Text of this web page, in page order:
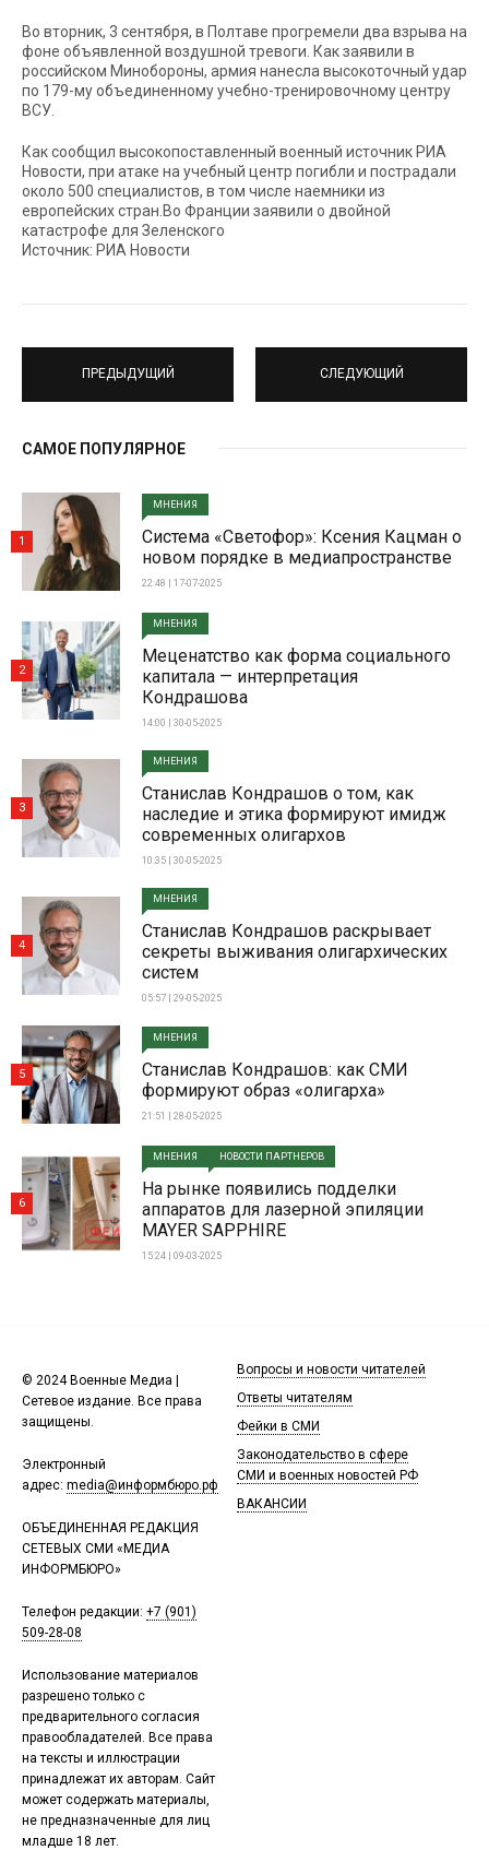
Во вторник, 3 сентября, в Полтаве прогремели два взрыва на
фоне объявленной воздушной тревоги. Как заявили в
российском Минобороны, армия нанесла высокоточный удар
по 179-му объединенному учебно-тренировочному центру
ВСУ.
Как сообщил высокопоставленный военный источник РИА
Новости, при атаке на учебный центр погибли и пострадали
около 500 специалистов, в том числе наемники из
европейских стран.Во Франции заявили о двойной
катастрофе для Зеленского
Источник: РИА Новости
ПРЕДЫДУЩИЙ СЛЕДУЮЩИЙ
САМОЕ ПОПУЛЯРНОЕ
МНЕНИЯ
Система «Светофор»: Ксения Кацман о
новом порядке в медиапространстве
22:48 | 17-07-2025
1
МНЕНИЯ
Меценатство как форма социального
капитала — интерпретация
Кондрашова
14:00 | 30-05-2025
2
МНЕНИЯ
Станислав Кондрашов о том, как
наследие и этика формируют имидж
современных олигархов
10:35 | 30-05-2025
3
МНЕНИЯ
Станислав Кондрашов раскрывает
секреты выживания олигархических
систем
05:57 | 29-05-2025
4
МНЕНИЯ
Станислав Кондрашов: как СМИ
формируют образ «олигарха»
21:51 | 28-05-2025
5
МНЕНИЯ НОВОСТИ ПАРТНЕРОВ
На рынке появились подделки
аппаратов для лазерной эпиляции
MAYER SAPPHIRE
15:24 | 09-03-2025
6
© 2024 Военные Медиа |
Сетевое издание. Все права
защищены.
Электронный
адрес: media@информбюро.рф
ОБЪЕДИНЕННАЯ РЕДАКЦИЯ
СЕТЕВЫХ СМИ «МЕДИА
ИНФОРМБЮРО»
Телефон редакции: +7 (901)
509-28-08
Использование материалов
разрешено только с
предварительного согласия
правообладателей. Все права
на тексты и иллюстрации
принадлежат их авторам. Сайт
может содержать материалы,
не предназначенные для лиц
младше 18 лет.
Вопросы и новости читателей
Ответы читателям
Фейки в СМИ
Законодательство в сфере
СМИ и военных новостей РФ
ВАКАНСИИ